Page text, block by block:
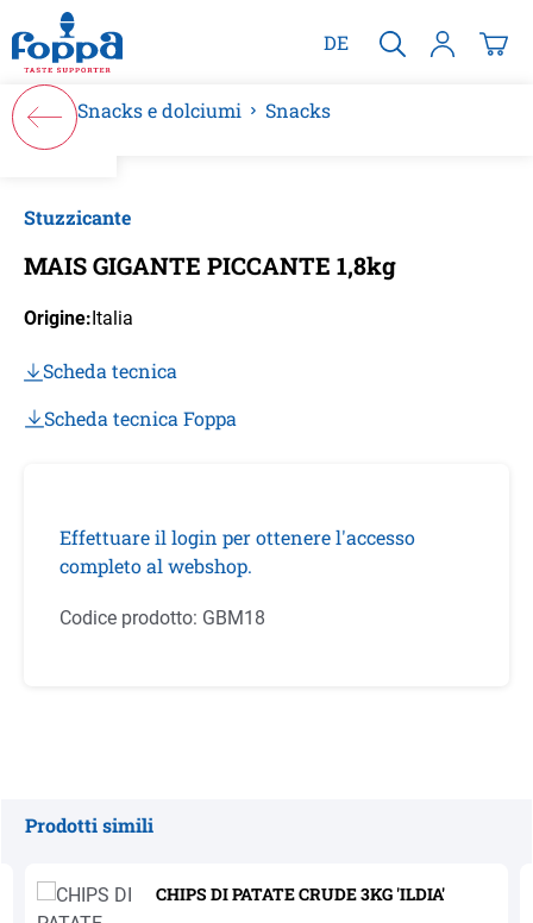
principale
DE
Snacks e dolciumi Snacks
Stuzzicante
MAIS GIGANTE PICCANTE 1,8kg
Origine:Italia
Scheda tecnica
Scheda tecnica Foppa
Effettuare il login per ottenere l'accesso
completo al webshop.
Codice prodotto: GBM18
Prodotti simili
CHIPS DI PATATE CRUDE 3KG 'ILDIA'